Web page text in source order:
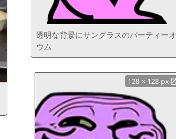
透明な背景にサングラスのパーティーオ
ウム
128 × 128 px